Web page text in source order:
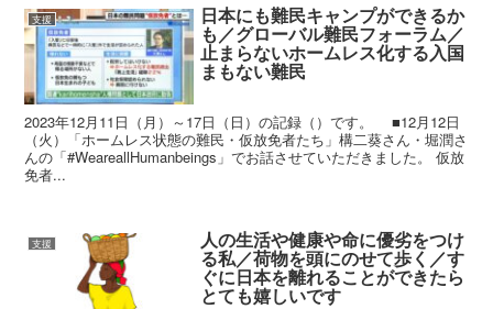
支援 日本にも難民キャンプができるか
も／グローバル難民フォーラム／
止まらないホームレス化する入国
まもない難民
2023年12月11日（月）～17日（日）の記録（）です。 ■12月12日
（火）「ホームレス状態の難民・仮放免者たち」構二葵さん・堀潤さ
んの「#WeareallHumanbeings」でお話させていただきました。 仮放
免者...
支援 人の生活や健康や命に優劣をつけ
る私／荷物を頭にのせて歩く／す
ぐに日本を離れることができたら
とても嬉しいです